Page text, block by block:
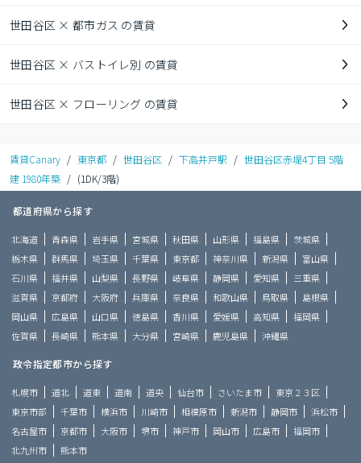
世田谷区 × 都市ガス の賃貸
世田谷区 × バストイレ別 の賃貸
世田谷区 × フローリング の賃貸
賃貸Canary / 東京都 / 世田谷区 / 下高井戸駅 / 世田谷区赤堤4丁目 5階
建 1980年築 / (1DK/3階)
都道府県から探す
北海道 青森県 岩手県 宮城県 秋田県 山形県 福島県
茨城県
栃木県
群馬県 埼玉県 千葉県 東京都 神奈川県 新潟県
富山県
石川県
福井県 山梨県 長野県 岐阜県 静岡県 愛知県
三重県
滋賀県
京都府 大阪府 兵庫県 奈良県 和歌山県 鳥取県
島根県
岡山県
広島県 山口県 徳島県 香川県 愛媛県 高知県
福岡県
佐賀県
長崎県 熊本県 大分県 宮崎県 鹿児島県 沖縄県
政令指定都市から探す
札幌市 道北 道東 道南 道央 仙台市 さいたま市
東京２３区
東京市部
千葉市 横浜市 川崎市 相模原市 新潟市 静岡市
浜松市
名古屋市
京都市 大阪市 堺市 神戸市 岡山市 広島市
福岡市
北九州市
熊本市